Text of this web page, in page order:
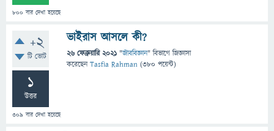
800 বার দেখা হয়েছে
+2
টি ভোট
1
উত্তর
309 বার দেখা হয়েছে
ভাইরাস আসলে কী?
26 ফেব্রুয়ারি 2021 "জীববিজ্ঞান" বিভাগে জিজ্ঞাসা
করেছেনTasfia Rahman (380 পয়েন্ট)